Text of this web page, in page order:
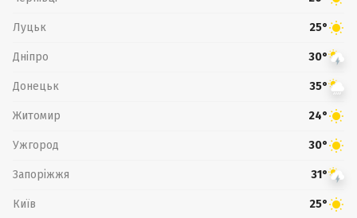
Луцьк 25°
Дніпро 30°
Донецьк 35°
Житомир 24°
Ужгород 30°
Запоріжжя 31°
Київ 25°